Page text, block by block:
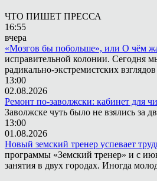
ЧТО ПИШЕТ ПРЕССА
16:55
вчера
«Мозгов бы побольше», или О чём
исправительной колонии. Сегодня
радикально-экстремистских
13:00
02.08.2026
Ремонт по-заволжски: кабинет для
Заволжске чуть было не взялись за
13:00
01.08.2026
Новый земский тренер успевает
программы «Земский тренер» и с
занятия в двух городах. Иногда